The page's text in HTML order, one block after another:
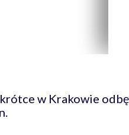
w Krakowie